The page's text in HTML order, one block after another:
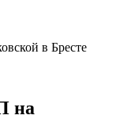
в Бресте
на